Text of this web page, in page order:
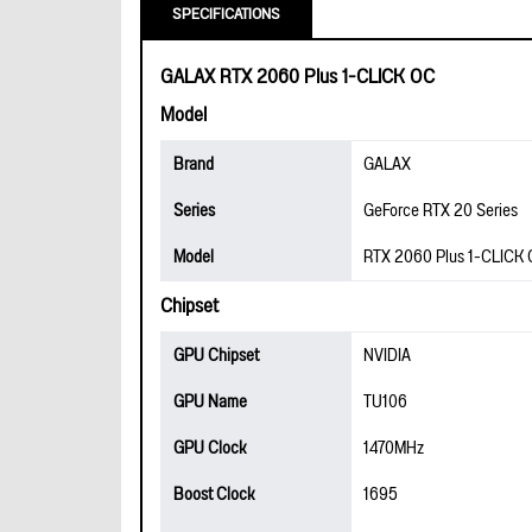
SPECIFICATIONS
GALAX RTX 2060 Plus 1-CLICK OC
Model
Brand
GALAX
Series
GeForce RTX 20 Series
Model
RTX 2060 Plus 1-CLICK
Chipset
GPU Chipset
NVIDIA
GPU Name
TU106
GPU Clock
1470MHz
Boost Clock
1695